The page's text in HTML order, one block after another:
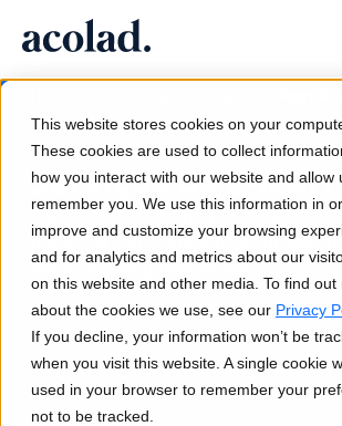
This website stores cookies on your
These cookies are used to collect
how you interact with our website and allow
remember you. We use this information in
improve and customize your browsing
and for analytics and metrics about our
on this website and other media. To find out
about the cookies we use, see our Privacy
If you decline, your information won’t be
when you visit this website. A single cookie
used in your browser to remember your
not to be tracked.
Tradução
Velocidade da IA, precisão humana
Interpretação
Comunicação fluida em qualquer lugar
Mídia e Entretenimento
Leve histórias a cada tela
Lia Translate
Traduções instantâneas alinhadas com a
Conectividade
Integração nos fluxos de trabalho, de
Interpretação com IA
Tradução de voz em tempo real
Histórias de sucesso
Resultados reais dos nossos clientes
Artigos
Perspetivas de especialistas sobre conteúdo
Ebooks
Guias e estratégias aprofundadas
Sobre a Acolad
Sustentabilidade
Parceiros
Notícias
Serviços de e-
Capacite as suas equipas para
potencial com experiências de
intuitivas em qualquer língua.
Contacte-nos